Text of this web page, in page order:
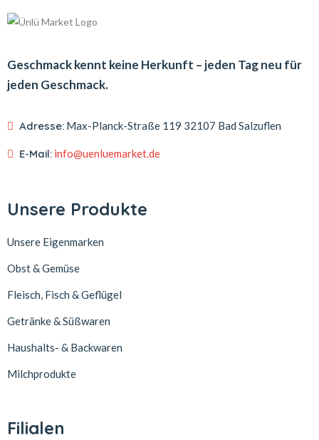
Geschmack kennt keine Herkunft – jeden Tag neu für
jeden Geschmack.
Adresse: Max-Planck-Straße 119 32107 Bad Salzuflen
E-Mail: info@uenluemarket.de
Unsere Produkte
Unsere Eigenmarken
Obst & Gemüse
Fleisch, Fisch & Geflügel
Getränke & Süßwaren
Haushalts- & Backwaren
Milchprodukte
Filialen